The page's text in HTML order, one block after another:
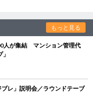
もっと見る
人が集結 マンション管理代
レ」説明会／ラウンドテーブ